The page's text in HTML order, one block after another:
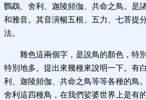
鸚鵡、舍利、迦陵頻伽、共命之鳥。是
和雅音。其音演暢五根、五力、七菩提
法。
雜色這兩個字，是說鳥的顏色，特
特別地多。提出來幾種來說明一下。有
利、迦陵頻伽、共命之鳥等等各種的鳥
舍利這四種鳥，在我們娑婆世界上是有